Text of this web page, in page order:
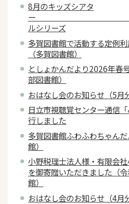
8月のキッズシアタ
ー 科学漫
ルシリーズ
多賀図書館で活動する定例
（多賀図書館）
としょかんだより2026年春
部図書館）
おはなし会のお知らせ（5月
日立市視聴覚センター通信
行しました
多賀図書館ふわふわちゃん
館）
小野税理士法人様・有限会
を御寄贈いただきました（
館）
おはなし会のお知らせ（4月